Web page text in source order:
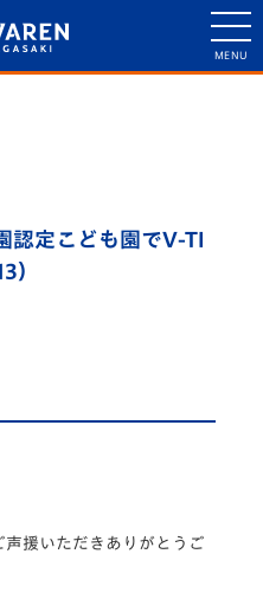
認定こども園でV-TI
）
援いただきありがとうご